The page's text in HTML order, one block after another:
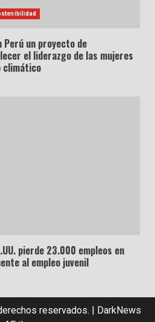
Perú un proyecto de
el liderazgo de las mujeres
climático
pierde 23.000 empleos en
al empleo juvenil
reservados.
DarkNews